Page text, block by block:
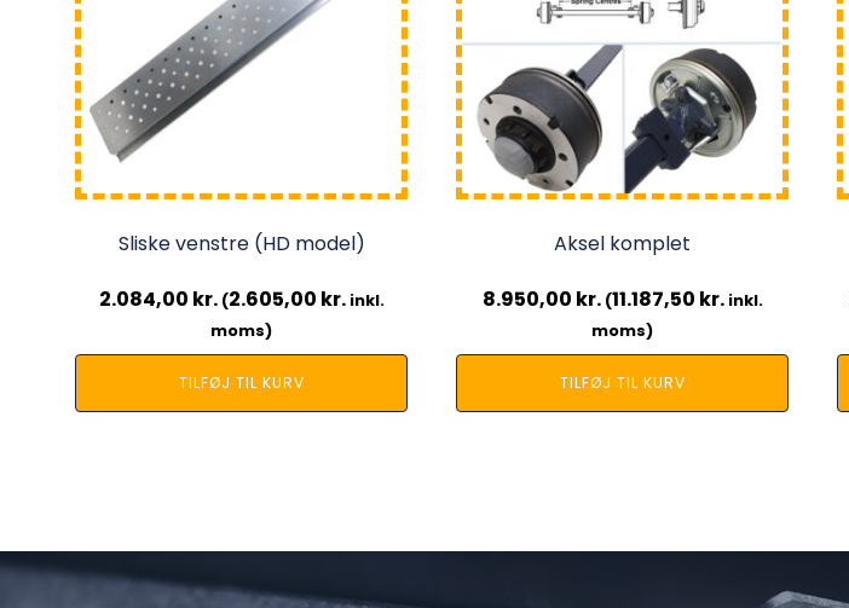
Sliske venstre (HD model)
2.084,00 kr. (2.605,00 kr.inkl.
moms)
TILFØJ TIL KURV
Aksel komplet
8.950,00 kr. (11.187,50 kr.inkl.
moms)
TILFØJ TIL KURV